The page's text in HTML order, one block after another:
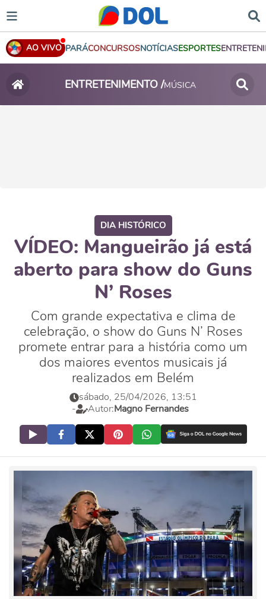
AO VIVO PARÁCONCURSOSNOTÍCIASESPORTES
ENTRETENIMENTO /MÚSICA
DIA HISTÓRICO
VÍDEO: Mangueirão já está
aberto para show do Guns
N’ Roses
Com grande expectativa e clima de
celebração, o show do Guns N’ Roses
promete entrar para a história como um
dos maiores eventos musicais já
realizados em Belém
sábado, 25/04/2026, 13:51
-
Autor:Magno Fernandes